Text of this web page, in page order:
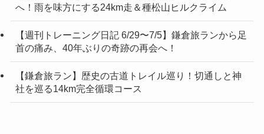
へ！雨を味方にする24km走＆種松山ヒルクライム
【週刊トレーニング日記 6/29〜7/5】鎌倉旅ランから足
首の痛み、40年ぶりの奇跡の再会へ！
【鎌倉旅ラン】歴史の古道トレイル巡り！切通しと神
社を巡る14km完全循環コース